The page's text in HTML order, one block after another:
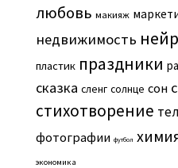
любовь макияж
недвижимость
пластик праздники
сказка сленг солнце сон
стихотворение
фотографии футбол
экономика